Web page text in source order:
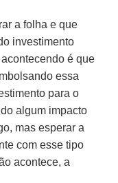
a folha e que
investimento
é que
essa
para o
algum impacto
mas es­perar a
com esse tipo
acontece, a